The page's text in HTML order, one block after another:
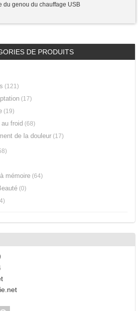
du genou du chauffage USB
DE PRODUITS
(121)
(17)
(19)
froid (68)
de la douleur (17)
mémoire (64)
(0)